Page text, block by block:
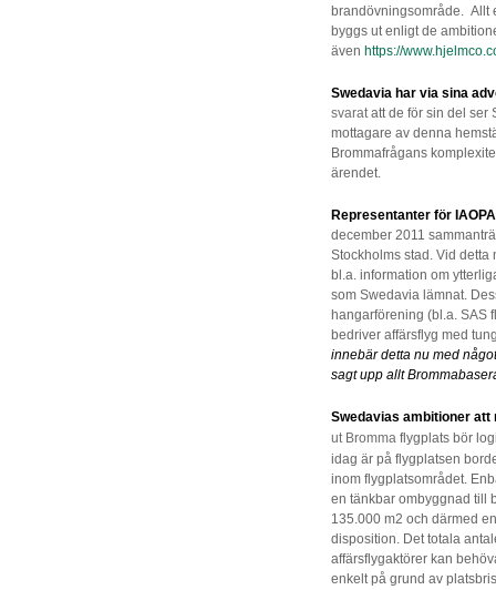
brandövningsområde. Allt
byggs ut enligt de
även https://
Swedavia har via sina
svaratatt de för sin del ser
mottagare av denna
Brommafrågans
ärendet.
Representanter för
december 2011
Stockholms stad. Vid detta
bl.a. information om
som Swedavia lämnat.
hangarförening (bl.a. SAS
bedriver affärsflyg med
innebär detta nu med
sagt upp allt
Swedavias ambitioner
ut Bromma flygplats bör
idag är på flygplatsen
inom flygplatsområdet.
en tänkbar ombyggnad till
135.000 m2 och därmed
disposition. Det totala
affärsflygaktörer kan
enkelt på grund av